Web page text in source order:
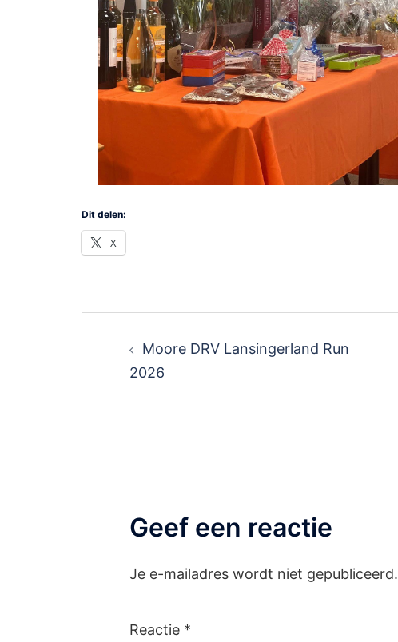
Dit delen:
X
Moore DRV Lansingerland Run
2026
Geef een reactie
Je e-mailadres wordt niet gepubliceerd.
Reactie *